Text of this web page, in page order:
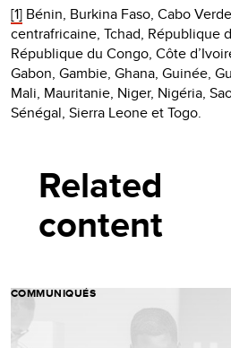
[1] Bénin, Burkina Faso, Cabo
centrafricaine, Tchad, République
République du Congo, Côte
Gabon, Gambie, Ghana, Guinée,
Mali, Mauritanie, Niger, Nigéria,
Sénégal, Sierra Leone et Togo.
Related
content
COMMUNIQUÉS